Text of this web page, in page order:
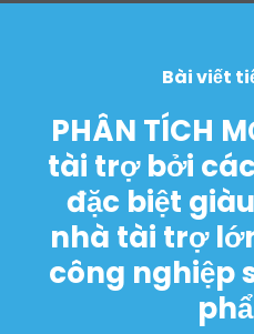
Take Back
Làm việc
Bữa tiệc
Bài viết
PHÂN TÍCH
tài trợ bởi
đặc biệt
nhà tài trợ
công nghiệp